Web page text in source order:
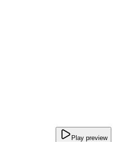
Play preview